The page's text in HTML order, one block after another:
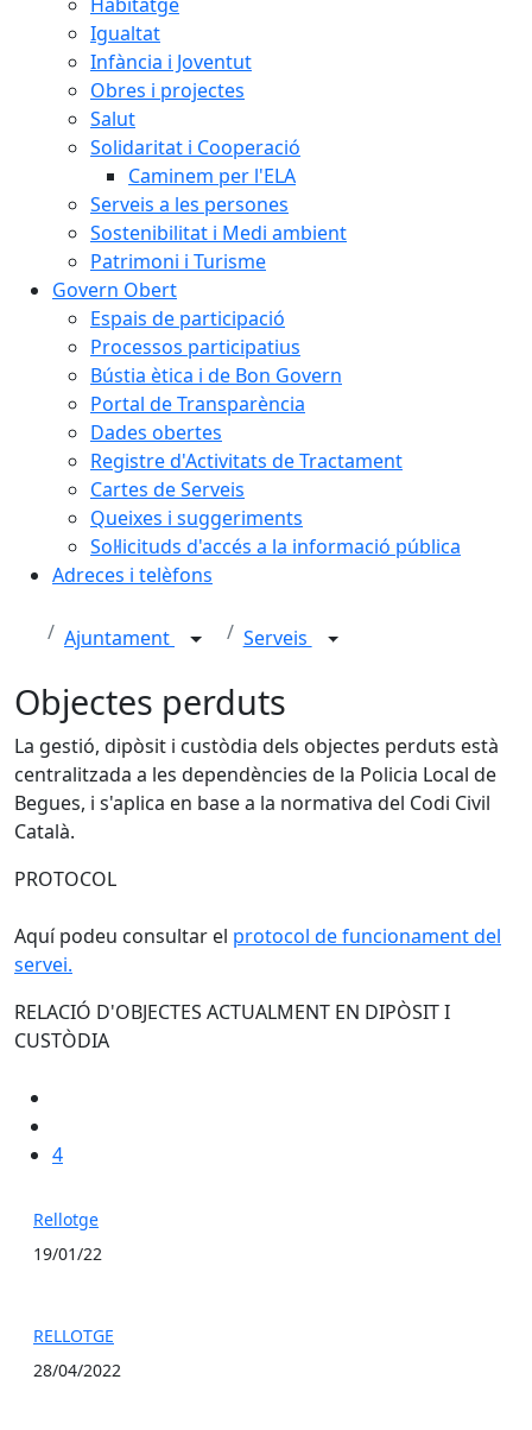
Igualtat
Infància i Joventut
Obres i projectes
Salut
Solidaritat i Cooperació
Caminem per l'ELA
Serveis a les persones
Sostenibilitat i Medi ambient
Patrimoni i Turisme
Govern Obert
Espais de participació
Processos participatius
Bústia ètica i de Bon Govern
Portal de Transparència
Dades obertes
Registre d'Activitats de Tractament
Cartes de Serveis
Queixes i suggeriments
Sol·licituds d'accés a la informació pública
Adreces i telèfons
Ajuntament Serveis
Objectes perduts
La gestió, dipòsit i custòdia dels objectes perduts està
centralitzada a les dependències de la Policia Local de
Begues, i s'aplica en base a la normativa del Codi Civil
Català.
PROTOCOL
Aquí podeu consultar el protocol de funcionament del
servei.
RELACIÓ D'OBJECTES ACTUALMENT EN DIPÒSIT I
CUSTÒDIA
4
Rellotge
19/01/22
RELLOTGE
28/04/2022